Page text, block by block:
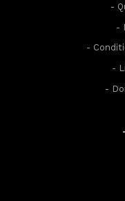
-
-
-
-
-